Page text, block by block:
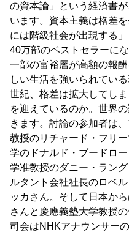
の資本論」という経済書
います。資本主義は格差
には階級社会が出現する
40万部のベストセラーに
一部の富裕層が高額の報
しい生活を強いられてい
世紀、格差は拡大してし
を迎えているのか。世界
きます。討論の参加者は
教授のリチャード・フリ
学のドナルド・ブードロ
学准教授のダニー・ラン
ルタント会社社長のロベ
ッカさん。そして日本か
さんと慶應義塾大学教授
司会はNHKアナウンサー